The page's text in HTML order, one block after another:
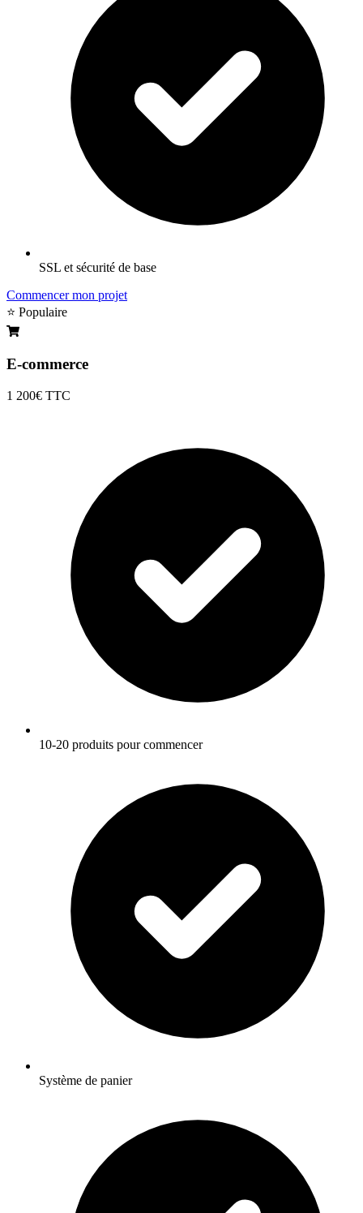
SSL et sécurité de base
Commencer mon projet
⭐ Populaire
E-commerce
1 200€ TTC
10-20 produits pour commencer
Système de panier